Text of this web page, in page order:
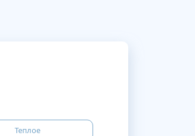
Теплое